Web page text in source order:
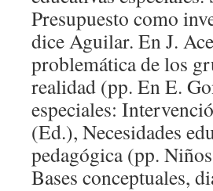
Presupuesto como
dice Aguilar. En J.
problemática de los
realidad (pp. En E.
especiales:
(Ed.), Necesidades
pedagógica (pp.
Bases conceptuales,